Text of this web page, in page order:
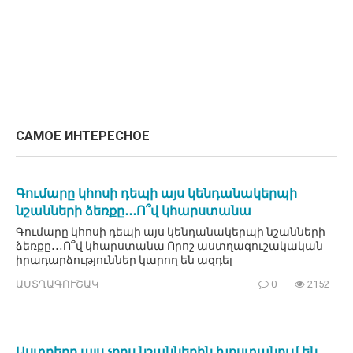
САМОЕ ИНТЕРЕСНОЕ
Գումարը կհոսի դեպի այս կենդանակերպի
նշանների ձեռքը․․․Ո՞վ կհարստանա
Գումարը կհոսի դեպի այս կենդանակերպի նշանների
ձեռքը․․․Ո՞վ կհարստանա Որոշ աստղագուշակական
իրադարձություններ կարող են ազդել
ԱՍՏՂԱԳՈՒՇԱԿ 0 2152